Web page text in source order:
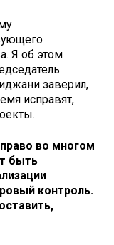
Я об этом
заверил,
исправят,
во многом
быть
контроль.